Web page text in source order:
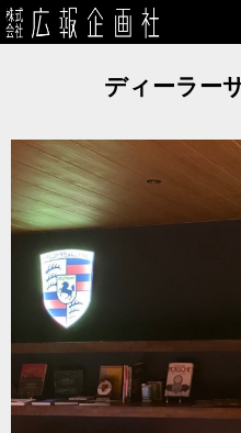
ディーラー